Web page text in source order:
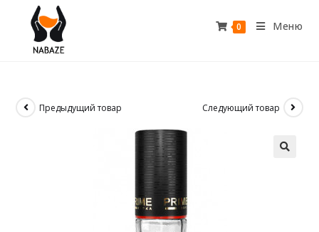
0 Меню
Предыдущий товар Следующий товар